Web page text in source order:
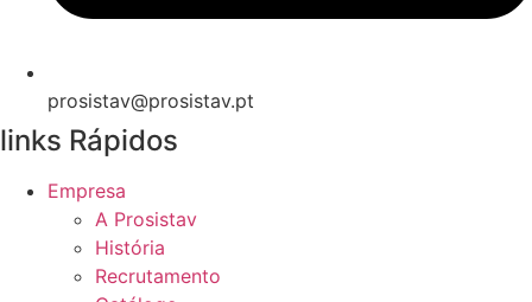
prosistav@prosistav.pt
links Rápidos
Empresa
A Prosistav
História
Recrutamento